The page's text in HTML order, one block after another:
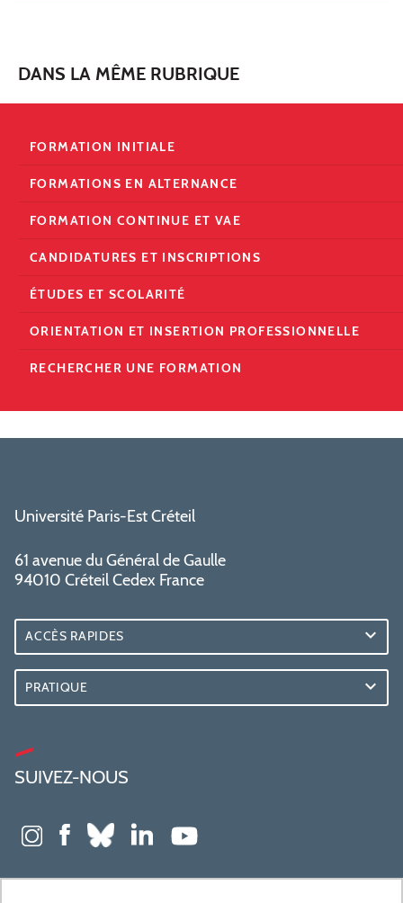
DANS LA MÊME RUBRIQUE
FORMATION INITIALE
FORMATIONS EN ALTERNANCE
FORMATION CONTINUE ET VAE
CANDIDATURES ET INSCRIPTIONS
ÉTUDES ET SCOLARITÉ
ORIENTATION ET INSERTION PROFESSIONNELLE
RECHERCHER UNE FORMATION
Université Paris-Est Créteil
61 avenue du Général de Gaulle
94010 Créteil Cedex France
ACCÈS RAPIDES
PRATIQUE
SUIVEZ-NOUS